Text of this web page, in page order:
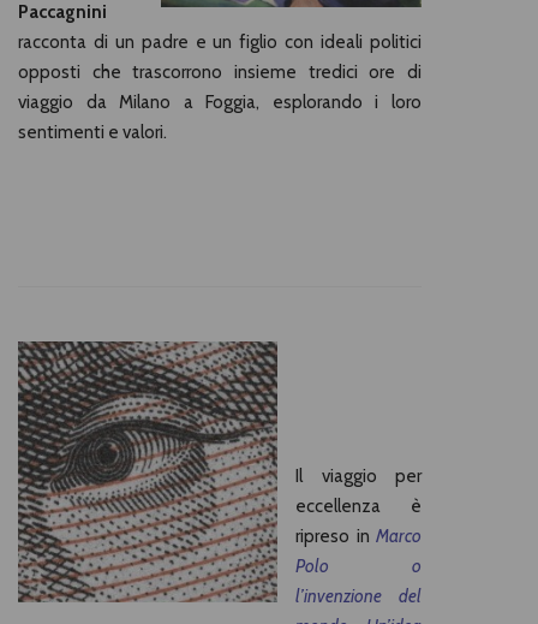
Paccagnini
racconta di un padre e un figlio con ideali politici
opposti che trascorrono insieme tredici ore di
viaggio da Milano a Foggia, esplorando i loro
sentimenti e valori.
Il viaggio per
eccellenza è
ripreso in Marco
Polo o
l’invenzione del